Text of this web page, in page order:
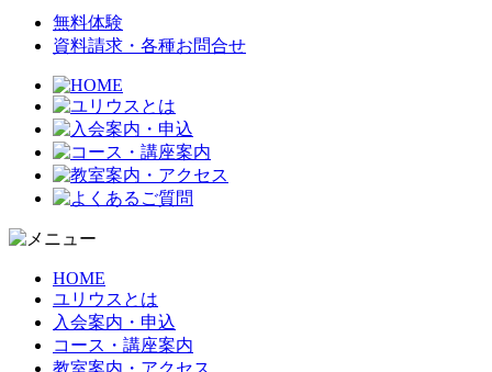
無料体験
資料請求・各種お問合せ
HOME
ユリウスとは
入会案内・申込
コース・講座案内
教室案内・アクセス